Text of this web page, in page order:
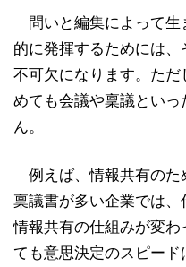
問いと編集によって生
的に発揮するためには
不可欠になります。た
めても会議や稟議とい
ん。
例えば、情報共有のた
稟議書が多い企業では
情報共有の仕組みが変
ても意思決定のスピー